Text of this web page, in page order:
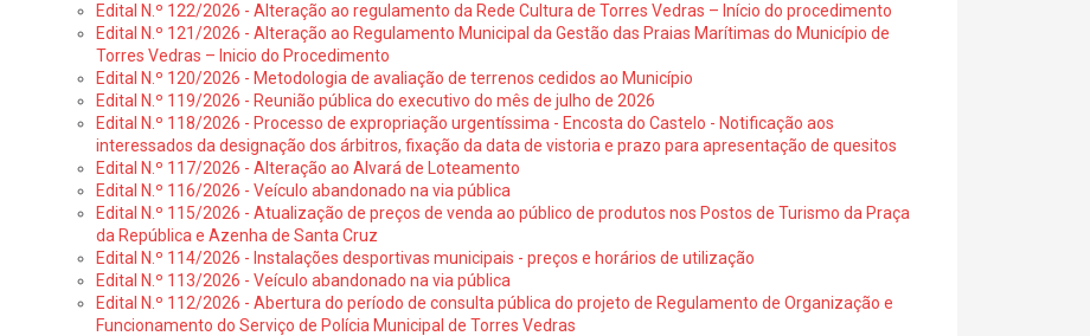
Edital N.º 122/2026 - Alteração ao regulamento da Rede Cultura de Torres Vedras – Início do procedimento
Edital N.º 121/2026 - Alteração ao Regulamento Municipal da Gestão das Praias Marítimas do Município de
Torres Vedras – Inicio do Procedimento
Edital N.º 120/2026 - Metodologia de avaliação de terrenos cedidos ao Município
Edital N.º 119/2026 - Reunião pública do executivo do mês de julho de 2026
Edital N.º 118/2026 - Processo de expropriação urgentíssima - Encosta do Castelo - Notificação aos
interessados da designação dos árbitros, fixação da data de vistoria e prazo para apresentação de quesitos
Edital N.º 117/2026 - Alteração ao Alvará de Loteamento
Edital N.º 116/2026 - Veículo abandonado na via pública
Edital N.º 115/2026 - Atualização de preços de venda ao público de produtos nos Postos de Turismo da Praça
da República e Azenha de Santa Cruz
Edital N.º 114/2026 - Instalações desportivas municipais - preços e horários de utilização
Edital N.º 113/2026 - Veículo abandonado na via pública
Edital N.º 112/2026 - Abertura do período de consulta pública do projeto de Regulamento de Organização e
Funcionamento do Serviço de Polícia Municipal de Torres Vedras